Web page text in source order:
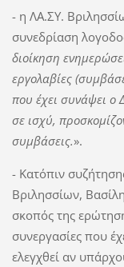
- η ΛΑ.ΣΥ.
συνεδρίαση
διοίκηση
εργολαβίες
που έχει συνάψει ο
σε ισχύ,
συμβάσεις.».
- Κατόπιν
Βριλησσίων,
σκοπός της
συνεργασίες που
ελεγχθεί αν